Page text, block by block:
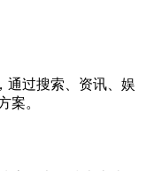
通过搜索、资讯、娱
案。